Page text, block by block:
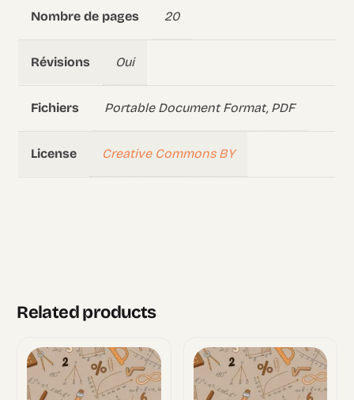
Nombre de pages 20
Révisions Oui
Fichiers Portable Document Format, PDF
License Creative Commons BY
Related products